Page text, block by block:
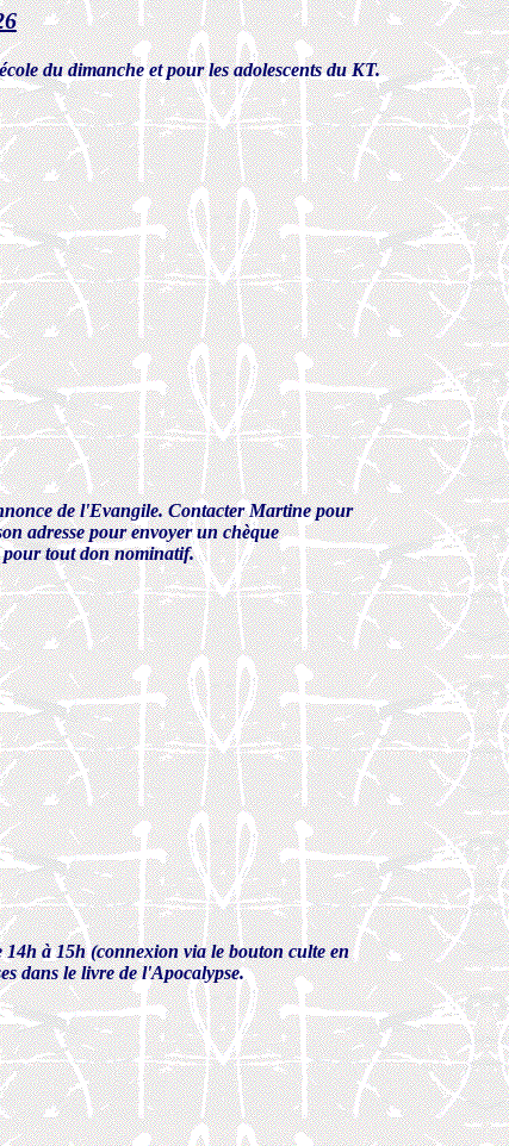
du dimanche et pour les adolescents du KT.
de l'Evangile. Contacter Martine pour
adresse pour envoyer un chèque
pour tout don nominatif.
à 15h (connexion via le bouton culte en
dans le livre de l'Apocalypse.